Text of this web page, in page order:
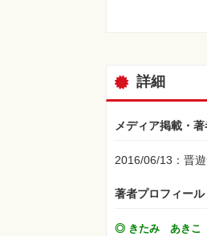
詳細
メディア掲載・
2016/06/13：晋
著者プロフィール
◎ きたみ あきこ